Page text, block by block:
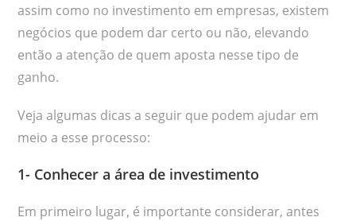
assim como no investimento em empresas, existem
negócios que podem dar certo ou não, elevando
então a atenção de quem aposta nesse tipo de
ganho.
Veja algumas dicas a seguir que podem ajudar em
meio a esse processo:
1- Conhecer a área de investimento
Em primeiro lugar, é importante considerar, antes